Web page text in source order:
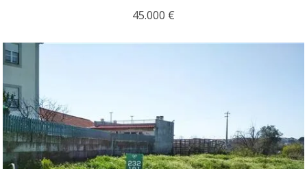
45.000 €